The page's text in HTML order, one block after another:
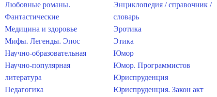
Любовные романы.
Фантастические
Медицина и здоровье
Мифы. Легенды. Эпос
Научно-образовательная
Научно-популярная
литература
Педагогика
Энциклопедия / справочник /
словарь
Эротика
Этика
Юмор
Юмор. Программистов
Юриспруденция
Юриспруденция. Закон акт